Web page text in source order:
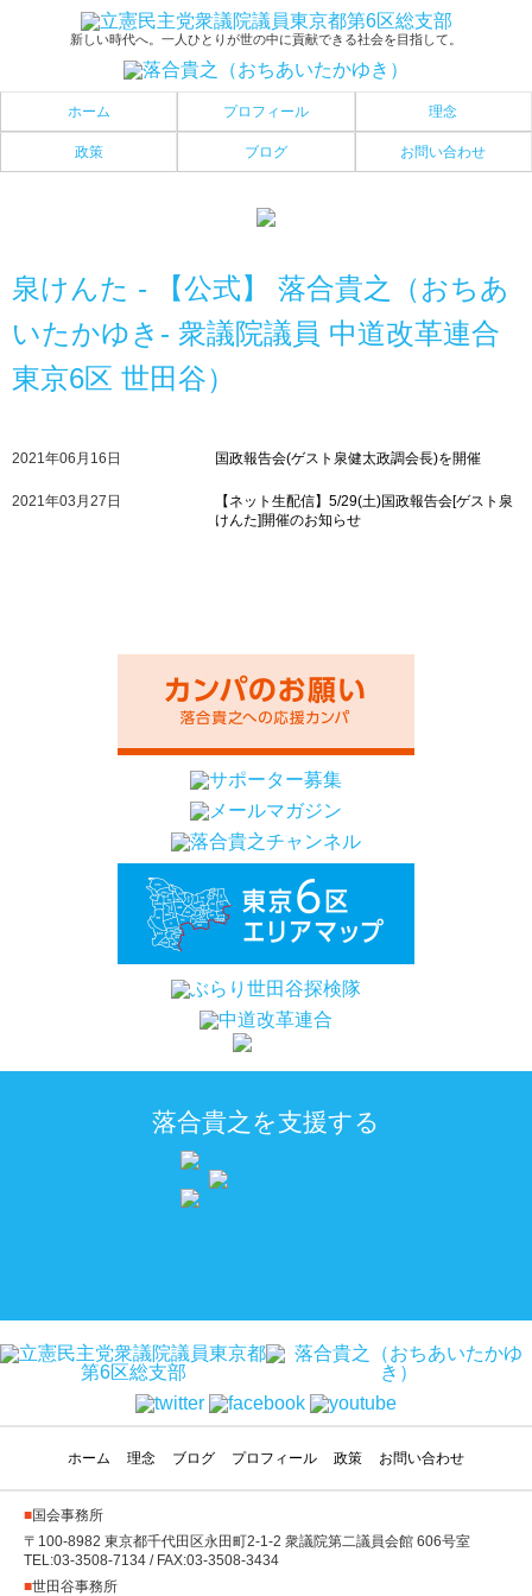
新しい時代へ。一人ひとりが世の中に貢献できる社会を目指して。
ホーム プロフィール 理念
政策 ブログ お問い合わせ
泉けんた - 【公式】 落合貴之（おちあ
いたかゆき- 衆議院議員 中道改革連合
東京6区 世田谷）
2021年06月16日 国政報告会(ゲスト泉健太政調会長)を開催
2021年03月27日
【ネット生配信】5/29(土)国政報告会[ゲスト泉
けんた]開催のお知らせ
落合貴之を支援する
ホーム 理念 ブログ プロフィール 政策 お問い合わせ
■国会事務所
〒100-8982 東京都千代田区永田町2-1-2 衆議院第二議員会館 606号室
TEL:03-3508-7134 / FAX:03-3508-3434
■世田谷事務所